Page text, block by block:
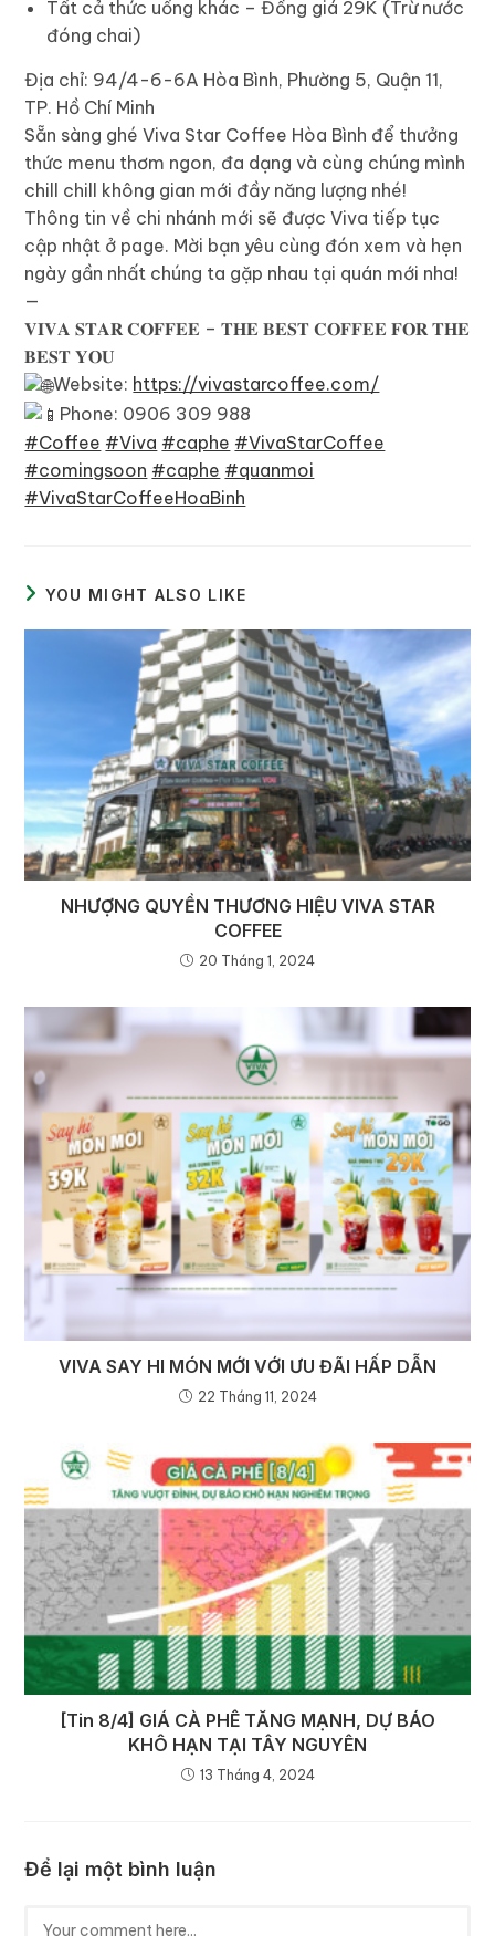
Tất cả thức uống khác – Đồng giá 29K (Trừ nước
đóng chai)
Địa chỉ: 94/4-6-6A Hòa Bình, Phường 5, Quận 11,
TP. Hồ Chí Minh
Sẵn sàng ghé Viva Star Coffee Hòa Bình để thưởng
thức menu thơm ngon, đa dạng và cùng chúng mình
chill chill không gian mới đầy năng lượng nhé!
Thông tin về chi nhánh mới sẽ được Viva tiếp tục
cập nhật ở page. Mời bạn yêu cùng đón xem và hẹn
ngày gần nhất chúng ta gặp nhau tại quán mới nha!
—
𝐕𝐈𝐕𝐀 𝐒𝐓𝐀𝐑 𝐂𝐎𝐅𝐅𝐄𝐄 – 𝐓𝐇𝐄 𝐁𝐄𝐒𝐓 𝐂𝐎𝐅𝐅𝐄𝐄 𝐅𝐎𝐑 𝐓𝐇𝐄
𝐁𝐄𝐒𝐓 𝐘𝐎𝐔
Website: https://vivastarcoffee.com/
Phone: 0906 309 988
#Coffee #Viva #caphe #VivaStarCoffee
#comingsoon #caphe #quanmoi
#VivaStarCoffeeHoaBinh
YOU MIGHT ALSO LIKE
NHƯỢNG QUYỀN THƯƠNG HIỆU VIVA STAR
COFFEE
20 Tháng 1, 2024
VIVA SAY HI MÓN MỚI VỚI ƯU ĐÃI HẤP DẪN
22 Tháng 11, 2024
[Tin 8/4] GIÁ CÀ PHÊ TĂNG MẠNH, DỰ BÁO
KHÔ HẠN TẠI TÂY NGUYÊN
13 Tháng 4, 2024
Để lại một bình luận